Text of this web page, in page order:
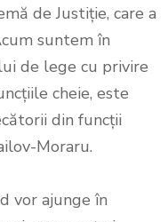
de Justiție, care a
suntem în
de lege cu privire
cheie, este
din funcții
Moraru.
vor ajunge în